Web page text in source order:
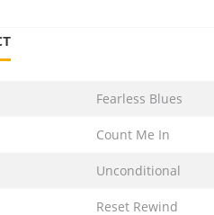
Fearless Blues
Count Me In
Unconditional
Reset Rewind